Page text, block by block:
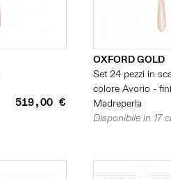
519,00 €
OXFORD GOLD
Set 24 pezzi in
colore Avorio -
Madreperla
Disponibile in 17